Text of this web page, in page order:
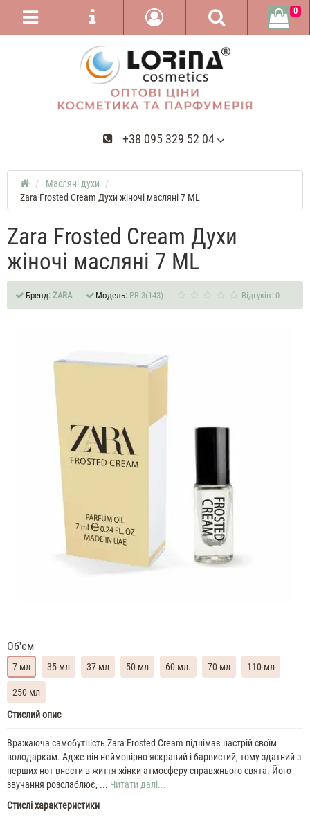
+38 095 329 52 04
0
Масляні духи
Zara Frosted Cream Духи жіночі масляні 7 ML
Zara Frosted Cream Духи
жіночі масляні 7 ML
Бренд: ZARA Модель: PR-3(143) Відгуків: 0
Об'єм
7 мл 35 мл 37 мл 50 мл 60 мл. 70 мл 110 мл
250 мл
Zara
Cream
Духи
жіночі
масляні
ML
Стислий опис
Вражаюча самобутність Zara Frosted Cream піднімає настрій своїм
володаркам. Адже він неймовірно яскравий і барвистий, тому здатний з
перших нот внести в життя жінки атмосферу справжнього свята. Його
звучання розслаблює, ... Читати далі...
Стислі характеристики